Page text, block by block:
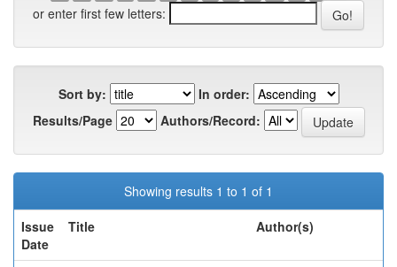
or enter first few letters:
Sort by:
In order:
Results/Page
Authors/Record:
Showing results 1 to 1 of 1
Issue
Date
Title Author(s)